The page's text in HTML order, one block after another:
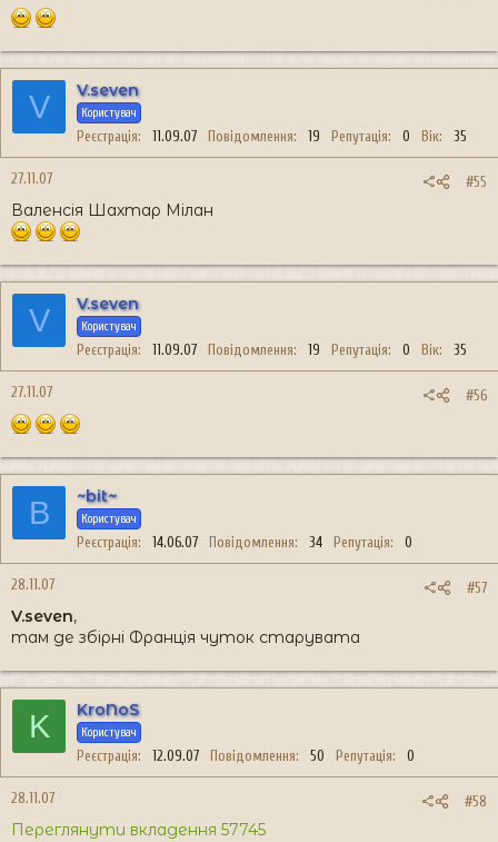
V V.seven
Користувач
Реєстрація 11.09.07 Повідомлення 19 Репутація 0 Вік 35
27.11.07 #55
Валенсія Шахтар Мілан
V V.seven
Користувач
Реєстрація 11.09.07 Повідомлення 19 Репутація 0 Вік 35
27.11.07 #56
B ~bit~
Користувач
Реєстрація 14.06.07 Повідомлення 34 Репутація 0
28.11.07 #57
V.seven,
там де збірні Франція чуток старувата
K KroNoS
Користувач
Реєстрація 12.09.07 Повідомлення 50 Репутація 0
28.11.07 #58
Переглянути вкладення 57745